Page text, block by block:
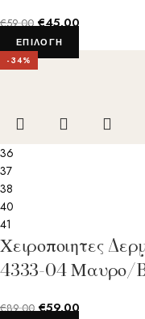
€59.00 €45.00
ΕΠΙΛΟΓΉ
-34%
36
37
38
40
41
Χειροποιητες
4333-04 Μαυρο/
€89.00 €59.00